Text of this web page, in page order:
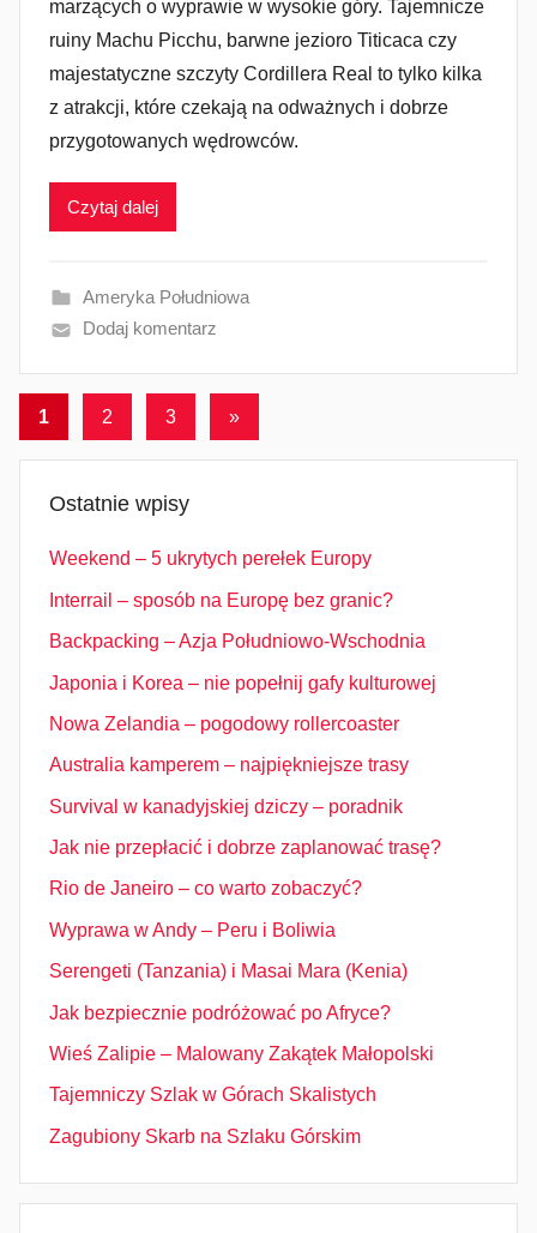
marzących o wyprawie w wysokie góry. Tajemnicze
ruiny Machu Picchu, barwne jezioro Titicaca czy
majestatyczne szczyty Cordillera Real to tylko kilka
z atrakcji, które czekają na odważnych i dobrze
przygotowanych wędrowców.
Czytaj dalej
Ameryka Południowa
Dodaj komentarz
Stronicowanie
wpisów
1 2 3
Następne
»
Ostatnie wpisy
Weekend – 5 ukrytych perełek Europy
Interrail – sposób na Europę bez granic?
Backpacking – Azja Południowo-Wschodnia
Japonia i Korea – nie popełnij gafy kulturowej
Nowa Zelandia – pogodowy rollercoaster
Australia kamperem – najpiękniejsze trasy
Survival w kanadyjskiej dziczy – poradnik
Jak nie przepłacić i dobrze zaplanować trasę?
Rio de Janeiro – co warto zobaczyć?
Wyprawa w Andy – Peru i Boliwia
Serengeti (Tanzania) i Masai Mara (Kenia)
Jak bezpiecznie podróżować po Afryce?
Wieś Zalipie – Malowany Zakątek Małopolski
Tajemniczy Szlak w Górach Skalistych
Zagubiony Skarb na Szlaku Górskim